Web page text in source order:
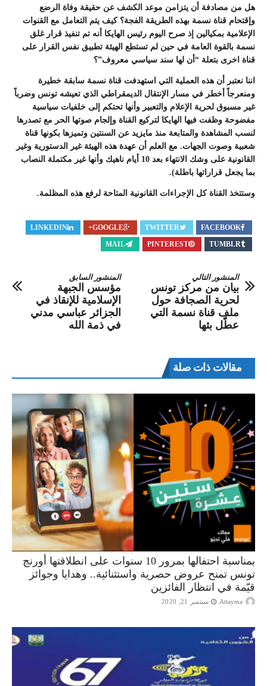
هل من مصادفة أن يتزامن موعد الكشف عن حقيقة وفاة الرضع
وإقتحام قناة نسمة بهذه الطريقة الفجة؟ كيف يتم التعامل مع القنوات
الإعلامية بمكيالين إذ صرح اليوم رئيس الهايكا أنه تم تنفيذ قرار غلق
نسمة بالقوة العامة في حين لم تستطع الهيئة تطبيق نفس القرار على
قناة اخرى بتعلة “أن لها سند سياسي معروف”؟
اننا نعتبر أن هذه العملية التي استهدفت قناة نسمة سابقة خطيرة
ومنعرجاً أخطر في مسار الإنتقال الديمقراطي الذي تعيشه تونس وضرباً
غير مسبوق لحرية الإعلام والتعبير وأنها تحتكم إلى خلفيات سياسية
مفضوحة وظفت فيها الهايكا لتركيع القناة وإلجام صوتها الحر مع تصدرها
لنسب المشاهدة والمتابعة منذ مايزيد عن السنتين وتميزها بكونها قناة
شعبية وصوت الجهات. مع العلم أن عهدة هذه الهيئة غير الدستورية وغير
القانونية على وشك الانتهاء بعد 10 أيام ناهيك وأنها غير مكتملة النصاب
بما يجعل قراراتها باطلة).
وستتخذ القناة كل الإجراءات القانونية المتاحة لرفع هذه المظلمة.
FACEBOOK
TWITTER
GOOGLE+
LINKEDIN
TUMBLR
PINTEREST
MAIL
المنشور السابق
مؤسس الجبهة
الإسلامية للإنقاذ في
الجزائر عباسي مدني
في ذمة الله
المنشور التالي
بيان من مركز تونس
لحرية الصجافة حول
ملف قناة نسمة التي
عطّل بثها
مقالات ذات صلة
بمناسبة احتفالها بمرور 10 سنوات على انطلاقتها أورنج
تونس تمنح عروض حصرية واستثنائية.. وهدايا وجوائز
قيّمة في انتظار الفائزين
Attayma سبتمبر 21, 2020